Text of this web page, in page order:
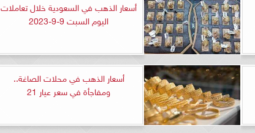
أسعار الذهب في السعودية خلال تعاملات
اليوم السبت 9-9-2023
أسعار الذهب في محلات الصاغة..
ومفاجأة في سعر عيار 21